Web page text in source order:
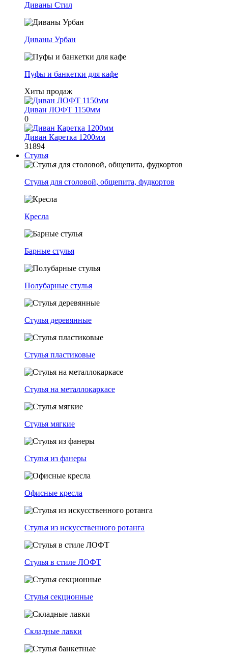
Диваны Стил
Диваны Урбан
Пуфы и банкетки для кафе
Хиты продаж
Диван ЛОФТ 1150мм
0
Диван Каретка 1200мм
31894
Стулья
Стулья для столовой, общепита, фудкортов
Кресла
Барные стулья
Полубарные стулья
Стулья деревянные
Стулья пластиковые
Стулья на металлокаркасе
Стулья мягкие
Стулья из фанеры
Офисные кресла
Стулья из искусственного ротанга
Стулья в стиле ЛОФТ
Стулья секционные
Складные лавки